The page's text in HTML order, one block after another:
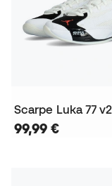
Scarpe Luka 77 v2
99,99 €